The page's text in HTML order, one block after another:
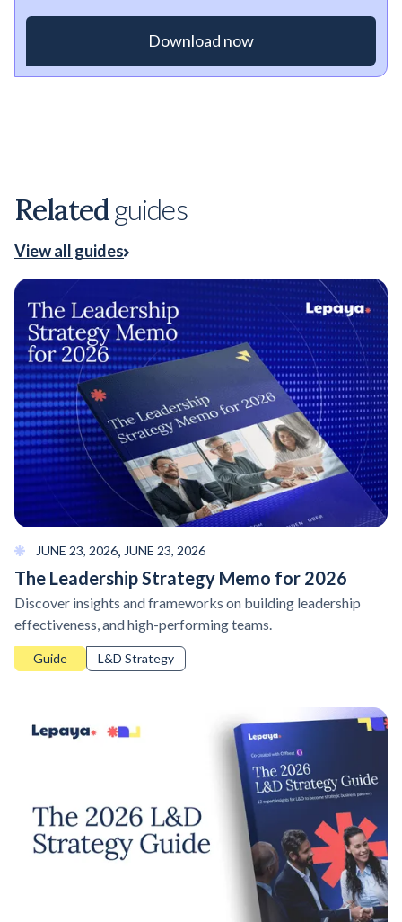
Relatedguides
View all guides
JUNE 23, 2026 JUNE 23, 2026
The Leadership Strategy Memo for 2026
Discover insights and frameworks on building leadership
effectiveness, and high-performing teams.
Guide L&D Strategy